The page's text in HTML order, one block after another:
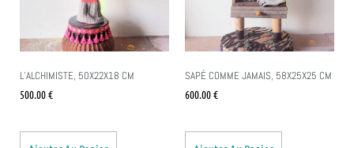
L’ALCHIMISTE, 50X22X18 CM
500.00€
SAPÉ COMME JAMAIS, 58X25X25 CM
600.00€